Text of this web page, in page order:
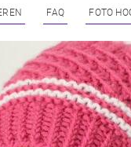
FAQ FOTO